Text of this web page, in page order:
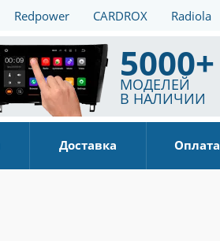
Redpower CARDROX Radiola
5000+
МОДЕЛЕЙ
В НАЛИЧИИ
Доставка Оплата